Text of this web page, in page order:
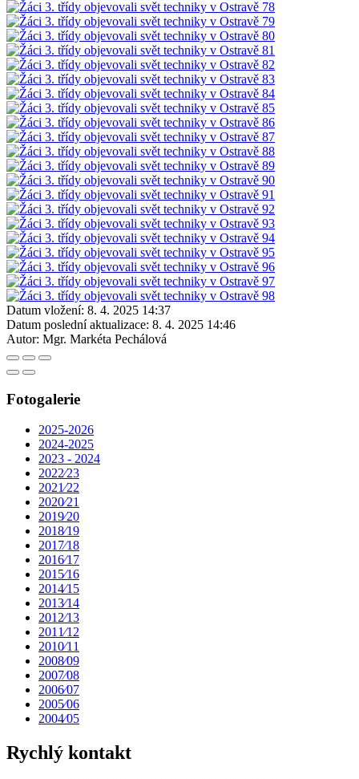
Datum vložení: 8. 4. 2025 14:37
Datum poslední aktualizace: 8. 4. 2025 14:46
Autor: Mgr. Markéta Pechálová
Fotogalerie
2025-2026
2024-2025
2023 - 2024
2022⁄23
2021⁄22
2020⁄21
2019⁄20
2018⁄19
2017⁄18
2016⁄17
2015⁄16
2014⁄15
2013⁄14
2012⁄13
2011⁄12
2010⁄11
2008⁄09
2007⁄08
2006⁄07
2005⁄06
2004⁄05
Rychlý kontakt